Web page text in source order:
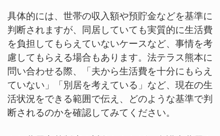
具体的には、世帯の収入額や預貯金などを基準に
判断されますが、同居していても実質的に生活費
を負担してもらえていないケースなど、事情を考
慮してもらえる場合もあります。法テラス熊本に
問い合わせる際、「夫から生活費を十分にもらえ
ていない」「別居を考えている」など、現在の生
活状況をできる範囲で伝え、どのような基準で判
断されるのかを確認してみてください。